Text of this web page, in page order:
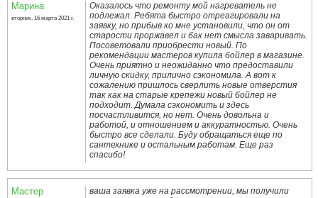
Марина
вторник, 16 марта 2021 г.
Оказалось что ремонту мой нагреватель не
подлежал. Ребята быстро отреагировали на
заявку, но прибыв ко мне установили, что он от
старости проржавел и бак нет смысла заваривать.
Посоветовали приобрести новый. По
рекомендации мастеров купила бойлер в магазине.
Очень приятно и неожиданно что предоставили
личную скидку, прилично сэкономила. А вот к
сожалению пришлось сверлить новые отверстия
так как на старые крепежи новый бойлер не
подходит. Думала сэкономить и здесь
посчастливится, но нет. Очень довольна и
работой, и отношением и аккуратностью. Очень
быстро все сделали. Буду обращаться еще по
сантехнике и остальным работам. Еще раз
спасибо!
Мастер
ваша заявка уже на рассмотрении, мы получили